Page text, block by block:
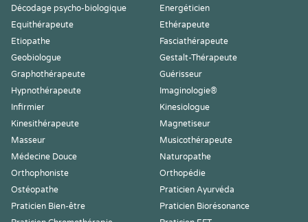
Décodage psycho-biologique
Energéticien
Equithérapeute
Ethérapeute
Etiopathe
Fasciathérapeute
Geobiologue
Gestalt-Thérapeute
Graphothérapeute
Guérisseur
Hypnothérapeute
Imaginologie®
Infirmier
Kinesiologue
Kinesithérapeute
Magnetiseur
Masseur
Musicothérapeute
Médecine Douce
Naturopathe
Orthophoniste
Orthopédie
Ostéopathe
Praticien Ayurvéda
Praticien Bien-être
Praticien Biorésonance